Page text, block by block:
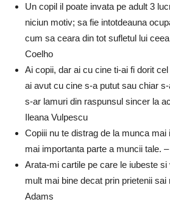
Un copil il poate invata pe adult 3
niciun motiv; sa fie intotdeauna
cum sa ceara din tot sufletul lui
Coelho
Ai copii, dar ai cu cine ti-ai fi dorit
ai avut cu cine s-a putut sau chiar
s-ar lamuri din raspunsul sincer la
Ileana Vulpescu
Copiii nu te distrag de la munca
mai importanta parte a muncii tale.
Arata-mi cartile pe care le iubeste
mult mai bine decat prin prietenii
Adams